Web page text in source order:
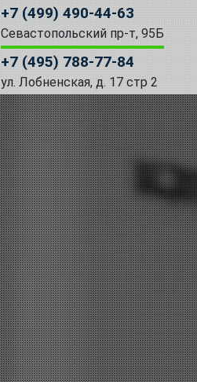
+7 (499) 490-44-63
Севастопольский пр-т, 95Б
+7 (495) 788-77-84
ул. Лобненская, д. 17 стр 2